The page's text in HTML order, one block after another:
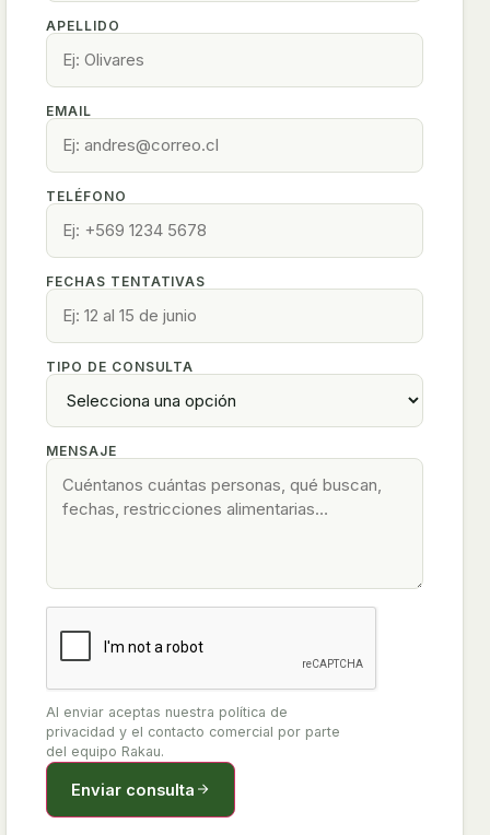
APELLIDO
EMAIL
TELÉFONO
FECHAS TENTATIVAS
TIPO DE CONSULTA
MENSAJE
Al enviar aceptas nuestra política de
privacidad y el contacto comercial por parte
del equipo Rakau.
Enviar consulta